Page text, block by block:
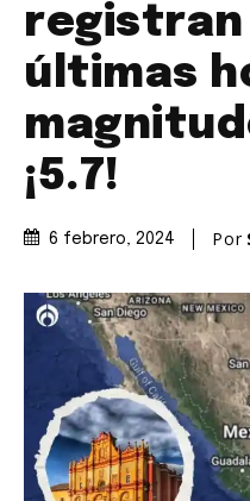
registran
últimas
¡5.7!
6 febrero, 2024 Por